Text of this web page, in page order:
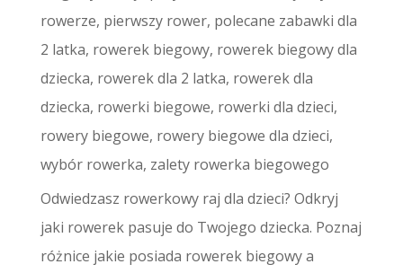
rowerze, pierwszy rower, polecane zabawki dla
2 latka, rowerek biegowy, rowerek biegowy dla
dziecka, rowerek dla 2 latka, rowerek dla
dziecka, rowerki biegowe, rowerki dla dzieci,
rowery biegowe, rowery biegowe dla dzieci,
wybór rowerka, zalety rowerka biegowego
Odwiedzasz rowerkowy raj dla dzieci? Odkryj
jaki rowerek pasuje do Twojego dziecka. Poznaj
różnice jakie posiada rowerek biegowy a